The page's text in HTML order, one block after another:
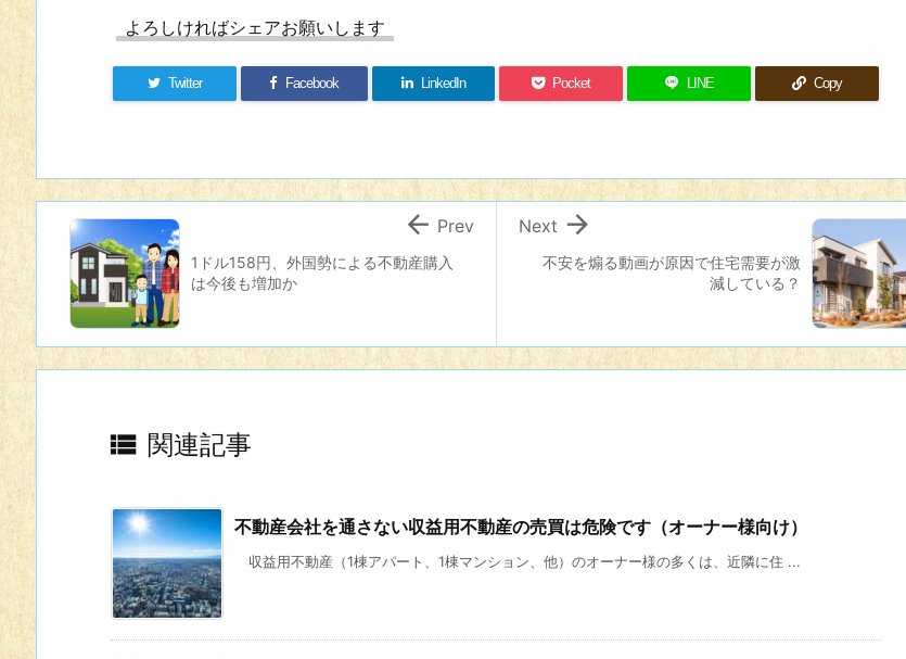
よろしければシェアお願いします
Twitter Facebook LinkedIn Pocket LINE Copy
不安を煽る動画が原因で住宅需要が激
減している？

Next
1ドル158円、外国勢による不動産購入
は今後も増加か
 Prev
 関連記事
不動産会社を通さない収益用不動産の売買は危険です（オーナー様向け）
収益用不動産（1棟アパート、1棟マンション、他）のオーナー様の多くは、近隣に住 ...